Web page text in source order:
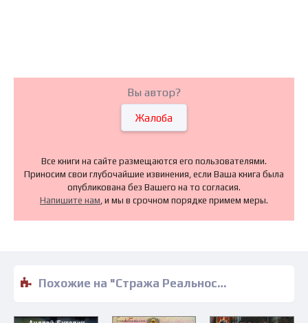
Вы автор?
Жалоба
Все книги на сайте размещаются его пользователями.
Приносим свои глубочайшие извинения, если Ваша книга была
опубликована без Вашего на то согласия.
Напишите нам , и мы в срочном порядке примем меры.
Похожие на "Стража Реальности - Алексей Евтушенко" книги читать бесплатно полные версии